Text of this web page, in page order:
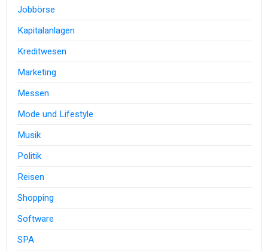
Jobbörse
Kapitalanlagen
Kreditwesen
Marketing
Messen
Mode und Lifestyle
Musik
Politik
Reisen
Shopping
Software
SPA